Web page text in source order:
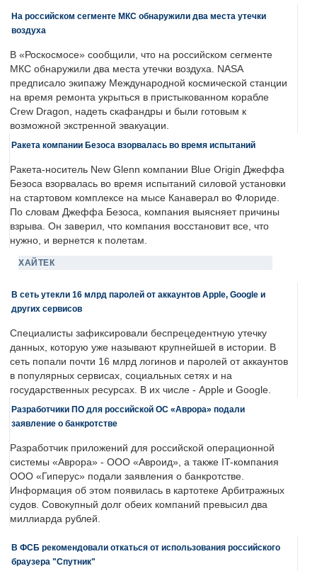
На российском сегменте МКС обнаружили два места утечки
воздуха
В «Роскосмосе» сообщили, что на российском сегменте
МКС обнаружили два места утечки воздуха. NASA
предписало экипажу Международной космической станции
на время ремонта укрыться в пристыкованном корабле
Crew Dragon, надеть скафандры и были готовым к
возможной экстренной эвакуации.
Ракета компании Безоса взорвалась во время испытаний
Ракета-носитель New Glenn компании Blue Origin Джеффа
Безоса взорвалась во время испытаний силовой установки
на стартовом комплексе на мысе Канаверал во Флориде.
По словам Джеффа Безоса, компания выясняет причины
взрыва. Он заверил, что компания восстановит все, что
нужно, и вернется к полетам.
ХАЙТЕК
В сеть утекли 16 млрд паролей от аккаунтов Apple, Google и
других сервисов
Специалисты зафиксировали беспрецедентную утечку
данных, которую уже называют крупнейшей в истории. В
сеть попали почти 16 млрд логинов и паролей от аккаунтов
в популярных сервисах, социальных сетях и на
государственных ресурсах. В их числе - Apple и Google.
Разработчики ПО для российской ОС «Аврора» подали
заявление о банкротстве
Разработчик приложений для российской операционной
системы «Аврора» - ООО «Авроид», а также IT-компания
ООО «Гиперус» подали заявления о банкротстве.
Информация об этом появилась в картотеке Арбитражных
судов. Совокупный долг обеих компаний превысил два
миллиарда рублей.
В ФСБ рекомендовали откаться от использования российского
браузера "Спутник"